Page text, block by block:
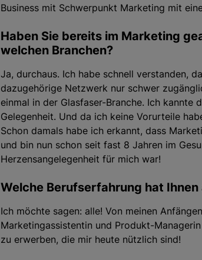
Business mit Schwerpunkt Marketing mit
Haben Sie bereits im Marketing
welchen Branchen?
Ja, durchaus. Ich habe schnell verstanden,
dazugehörige Netzwerk nur schwer
einmal in der Glasfaser-Branche. Ich kannte
Gelegenheit. Und da ich keine Vorurteile
Schon damals habe ich erkannt, dass
und bin nun schon seit fast 8 Jahren im
Herzensangelegenheit für mich war!
Welche Berufserfahrung hat
Ich möchte sagen: alle! Von meinen
Marketingassistentin und Produkt-
zu erwerben, die mir heute nützlich sind!